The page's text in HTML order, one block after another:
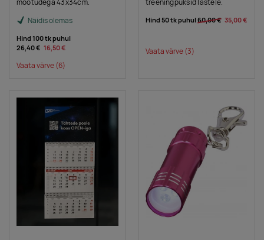
mõõtudega 43x34cm.
Näidis olemas
Hind 100 tk puhul
26,40 € 16,50 €
Vaata värve(6)
treeningpüksid lastele.
Hind 50 tk puhul60,00 € 35,00 €
Vaata värve(3)